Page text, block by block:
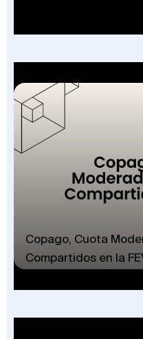
Copago, Cuota
Compartidos en la